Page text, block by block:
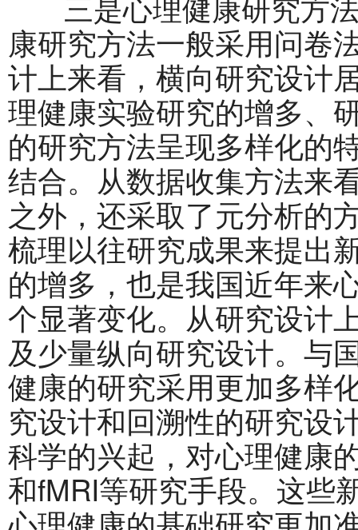
康研究方法一般采用问卷
计上来看，横向研究设计
理健康实验研究的增多、
的研究方法呈现多样化的
结合。从数据收集方法来
之外，还采取了元分析的
梳理以往研究成果来提出
的增多，也是我国近年来
个显著变化。从研究设计
及少量纵向研究设计。与
健康的研究采用更加多样
究设计和回溯性的研究设
科学的兴起，对心理健康
和fMRI等研究手段。这些